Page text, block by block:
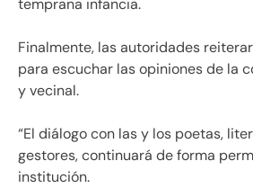
temprana infancia.
Finalmente, las autoridades
para escuchar las opiniones de la
y vecinal.
“El diálogo con las y los poetas,
gestores, continuará de forma
institución.